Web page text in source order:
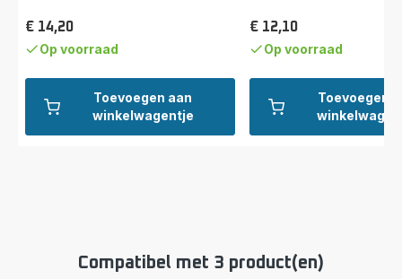
Toevoegen aan
winkelwagentje
Prijs
€ 14,20
Op voorraad
Toevoegen
Prijs
€ 12,10
Op voorraad
Compatibel met 3 product(en)